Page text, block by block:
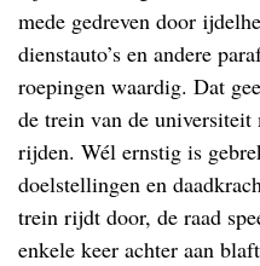
mede gedreven door
dienstauto’s en andere
roepingen waardig. Dat
de trein van de universiteit
rijden. Wél ernstig is
doelstellingen en
trein rijdt door, de raad
enkele keer achter aan